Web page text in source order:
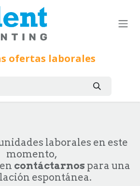
ofertas laborales
laborales en este
momento,
contáctarnos para una
espontánea.